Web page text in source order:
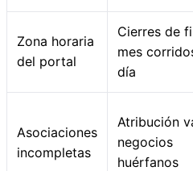
Zona horaria
del portal
Cierres de
mes
día
Asociaciones
incompletas
Atribución
negocios
huérfanos